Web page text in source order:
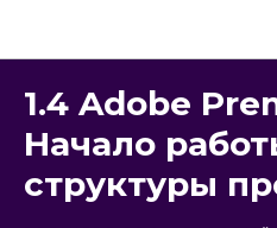
1.4 Adobe
Начало
структуры